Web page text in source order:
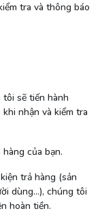
tra và thông báo
tôi sẽ tiến hành
khi nhận và kiểm tra
của bạn.
trả hàng (sản
dùng…), chúng tôi
hoàn tiền.